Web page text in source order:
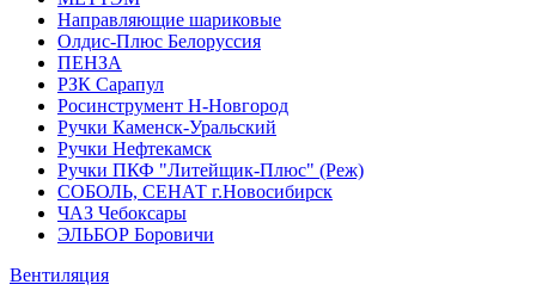
Направляющие шариковые
Олдис-Плюс Белоруссия
ПЕНЗА
РЗК Сарапул
Росинструмент Н-Новгород
Ручки Каменск-Уральский
Ручки Нефтекамск
Ручки ПКФ "Литейщик-Плюс" (Реж)
СОБОЛЬ, СЕНАТ г.Новосибирск
ЧАЗ Чебоксары
ЭЛЬБОР Боровичи
Вентиляция